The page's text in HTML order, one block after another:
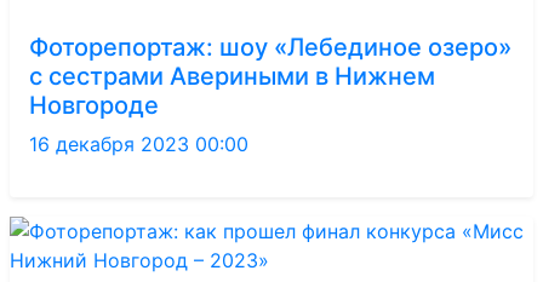
Фоторепортаж: шоу «Лебединое озеро»
с сестрами Авериными в Нижнем
Новгороде
16 декабря 2023 00:00